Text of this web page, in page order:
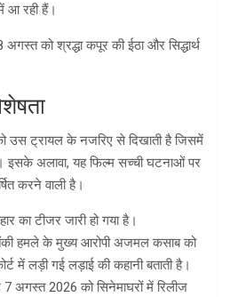
आ रही हैं।
को श्रद्धा कपूर की ईठा और सिद्धार्थ
उस ट्रायल के नजरिए से दिखाती है जिसमें
इसके अलावा, यह फिल्म सच्ची घटनाओं पर
करने वाली है।
का टीजर जारी हो गया है।
हमले के मुख्य आरोपी अजमल कसाब को
में लड़ी गई लड़ाई की कहानी बताती है।
7 अगस्त 2026 को सिनेमाघरों में रिलीज